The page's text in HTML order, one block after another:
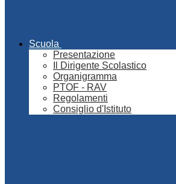
Scuola
Presentazione
Il Dirigente Scolastico
Organigramma
PTOF - RAV
Regolamenti
Consiglio d'Istituto